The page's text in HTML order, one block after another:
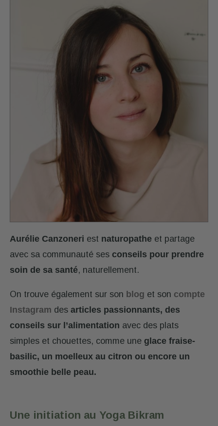
Aurélie Canzoneri est naturopathe et partage
avec sa communauté ses conseils pour prendre
soin de sa santé, naturellement.
On trouve également sur son blog et son compte
Instagram des articles passionnants, des
conseils sur l’alimentation avec des plats
simples et chouettes, comme une glace fraise-
basilic, un moelleux au citron ou encore un
smoothie belle peau.
Une initiation au Yoga Bikram